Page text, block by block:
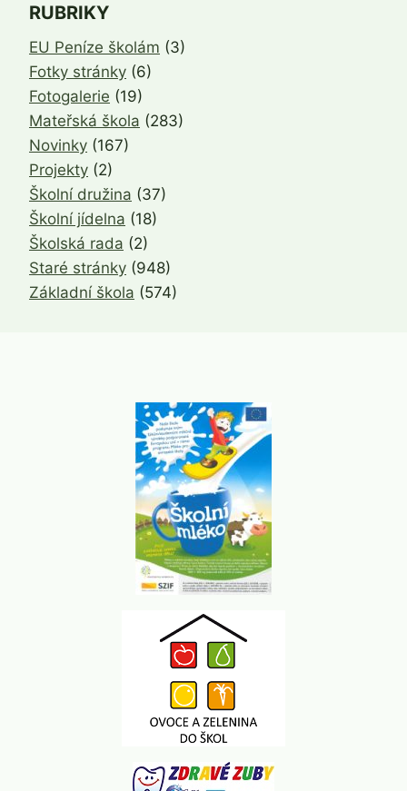
RUBRIKY
EU Peníze školám (3)
Fotky stránky (6)
Fotogalerie (19)
Mateřská škola (283)
Novinky (167)
Projekty (2)
Školní družina (37)
Školní jídelna (18)
Školská rada (2)
Staré stránky (948)
Základní škola (574)